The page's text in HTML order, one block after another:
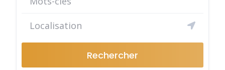
Rechercher